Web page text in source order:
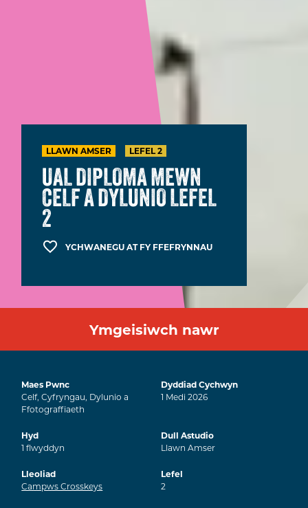
LLAWN AMSER LEFEL 2
UAL DIPLOMA MEWN
CELF A DYLUNIO LEFEL
2
YCHWANEGU AT FY FFEFRYNNAU
Ymgeisiwch nawr
Maes Pwnc
Celf, Cyfryngau, Dylunio a
Ffotograffiaeth
Dyddiad Cychwyn
1 Medi2026
Hyd
1flwyddyn
Dull Astudio
Llawn Amser
Lleoliad
Campws Crosskeys
Lefel
2